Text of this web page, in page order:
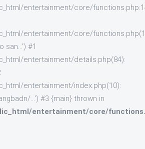
entertainment/core/
entertainment/core/
san...') #1
entertainment/details.php(84):
entertainment/index.php(10):
...') #3 {main} thrown in
entertainment/core/